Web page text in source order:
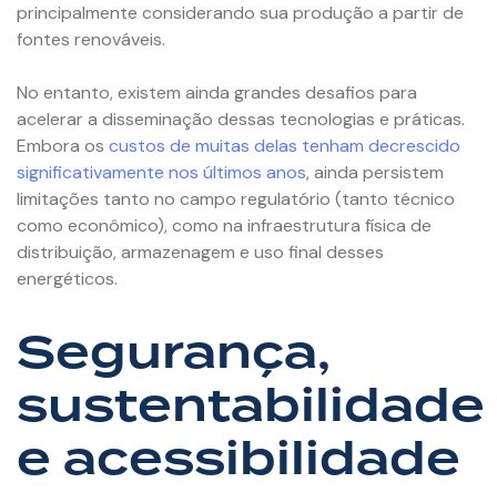
principalmente considerando sua produção a partir de
fontes renováveis.
No entanto, existem ainda grandes desafios para
acelerar a disseminação dessas tecnologias e práticas.
Embora os custos de muitas delas tenham decrescido
significativamente nos últimos anos, ainda persistem
limitações tanto no campo regulatório (tanto técnico
como econômico), como na infraestrutura física de
distribuição, armazenagem e uso final desses
energéticos.
Segurança,
sustentabilidade
e acessibilidade